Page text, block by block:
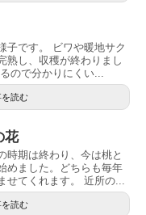
子です。 ビワや暖地サク
熟し、収穫が終わりまし
ので分かりにくい...
読む
花
時期は終わり、今は桃と
めました。どちらも毎年
せてくれます。 近所の...
読む